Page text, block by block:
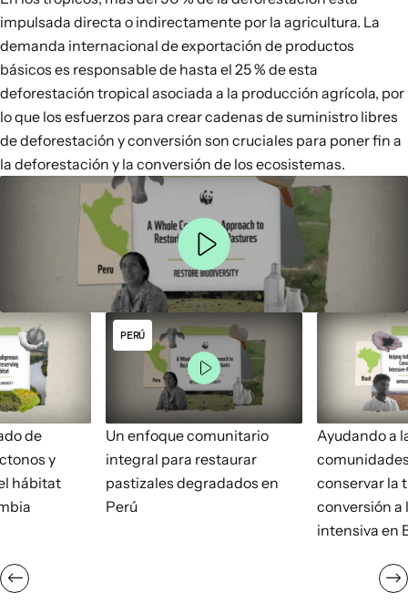
impulsada directa o indirectamente por la agricultura. La
demanda internacional de exportación de productos
básicos es responsable de hasta el 25 % de esta
deforestación tropical asociada a la producción agrícola, por
lo que los esfuerzos para crear cadenas de suministro libres
de deforestación y conversión son cruciales para poner fin a
la deforestación y la conversión de los ecosistemas.
de
y
hábitat
PERÚ
Un enfoque comunitario
integral para restaurar
pastizales degradados en
Perú
Ayudando a
conservar la
conversión a
intensiva en